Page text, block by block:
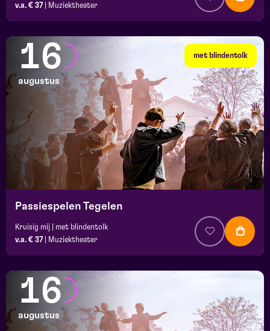
v.a. € 37
Muziektheater
met blindentolk
16
augustus
Passiespelen Tegelen
Kruisig mij | met blindentolk
v.a. € 37
Muziektheater
16
augustus